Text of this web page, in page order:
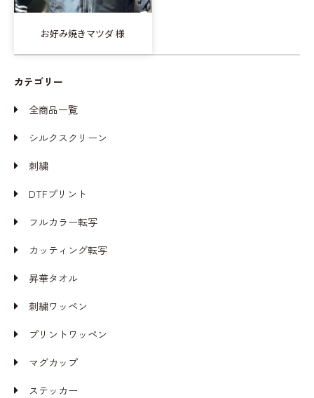
カテゴリー
全商品一覧
シルクスクリーン
刺繍
DTFプリント
フルカラー転写
カッティング転写
昇華タオル
刺繍ワッペン
プリントワッペン
マグカップ
ステッカー
お好み焼きマツダ 様